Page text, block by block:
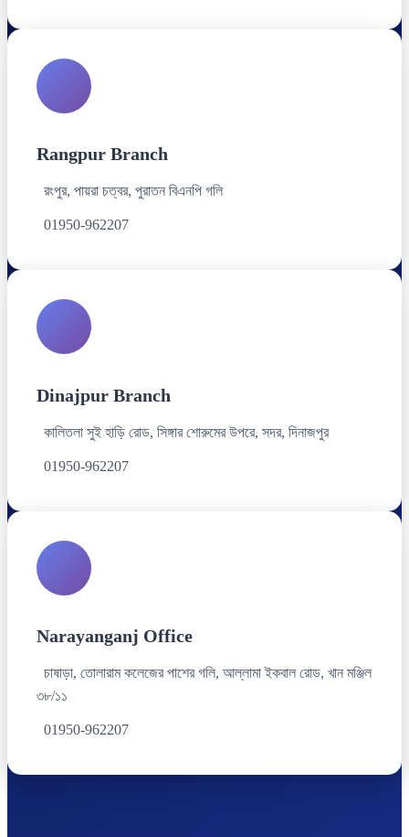
Rangpur Branch
রংপুর, পায়রা চত্বর, পুরাতন বিএনপি গলি
01950-962207
Dinajpur Branch
কালিতলা সুই হাড়ি রোড, সিঙ্গার শোরুমের উপরে, সদর, দিনাজপুর
01950-962207
Narayanganj Office
চাষাড়া, তোলারাম কলেজের পাশের গলি, আল্লামা ইকবাল রোড, খান মঞ্জিল
৩৮/১১
01950-962207